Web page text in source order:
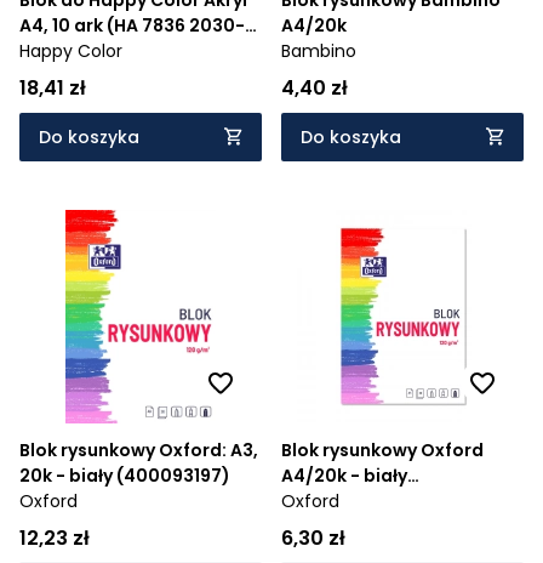
A4, 10 ark (HA 7836 2030-
A10)
Happy Color
18,41 zł
Do koszyka
A4/20k
Bambino
4,40 zł
Do koszyka
Blok rysunkowy Oxford: A3,
20k - biały (400093197)
Oxford
12,23 zł
Blok rysunkowy Oxford
A4/20k - biały
(400093195)
Oxford
6,30 zł